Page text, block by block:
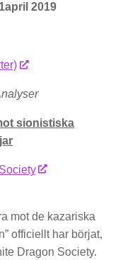
2019
sionistiska
mot de kazariska
officiellt har börjat,
Dragon Society.